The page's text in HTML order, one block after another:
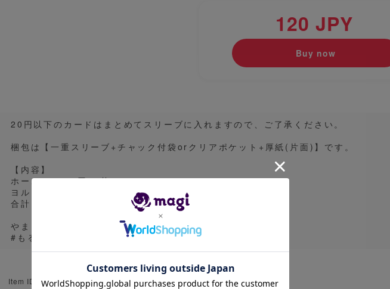
120 JPY
Buy now
20円以下のカードはまとめてスリーブに入れますので、ご了承ください。
梱包は【一重スリーブ+チャック付袋orクリアポケット+厚紙(片面)】です。
【内容】
ホーホー 10円×4枚
ヨルノズク 20円×4枚
合計120円
やまにつれさる 進化ライン セット シールド
#もるポケカ
Item ID: 618382637